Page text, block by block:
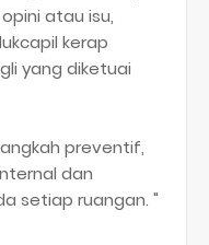
atau isu,
kerap
yang diketuai
preventif,
dan
setiap ruangan. "